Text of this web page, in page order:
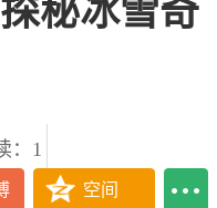
秘冰雪奇
：1
空间